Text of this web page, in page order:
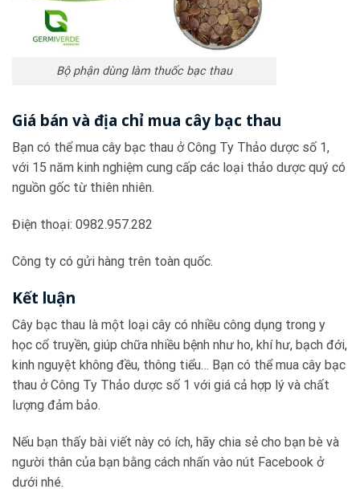
Bộ phận dùng làm thuốc bạc thau
Giá bán và địa chỉ mua cây bạc thau
Bạn có thể mua cây bạc thau ở Công Ty Thảo dược số 1,
với 15 năm kinh nghiệm cung cấp các loại thảo dược quý có
nguồn gốc từ thiên nhiên.
Điện thoại: 0982.957.282
Công ty có gửi hàng trên toàn quốc.
Kết luận
Cây bạc thau là một loại cây có nhiều công dụng trong y
học cổ truyền, giúp chữa nhiều bệnh như ho, khí hư, bạch đới,
kinh nguyệt không đều, thông tiểu… Bạn có thể mua cây bạc
thau ở Công Ty Thảo dược số 1 với giá cả hợp lý và chất
lượng đảm bảo.
Nếu bạn thấy bài viết này có ích, hãy chia sẻ cho bạn bè và
người thân của bạn bằng cách nhấn vào nút Facebook ở
dưới nhé.